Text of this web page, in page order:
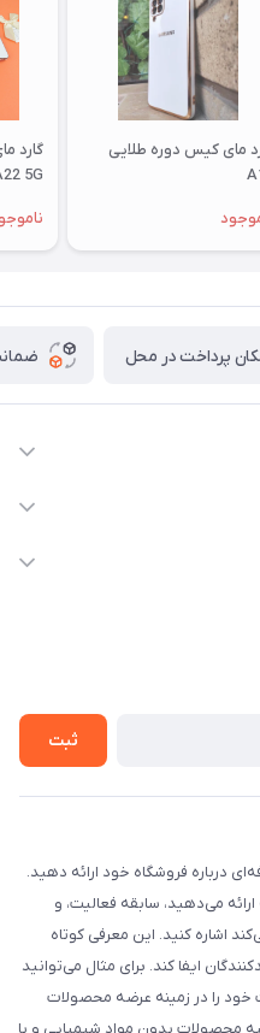
مای کیس دوره طلایی
گارد
5G
پرداخت در محل
ثبت
درباره فروشگاه خود ارائه دهید.
می‌دهید، سابقه فعالیت، و
اشاره کنید. این معرفی کوتاه
ایفا کند. برای مثال می‌توانید
ما از سال ۱۳۹۸ فعالیت خود را در زمینه عرضه محصولات
محصولات بدون مواد شیمیایی و با